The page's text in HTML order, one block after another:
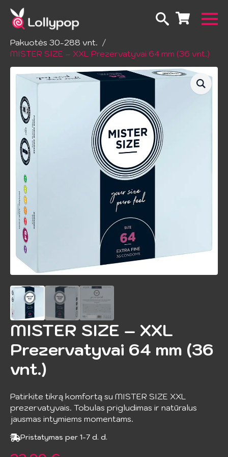
Pradžia Prezervatyvai
Pakuotės 30-288 vnt.
MISTER SIZE – XXL Prezervatyvai 64 mm (36 vnt.)
MISTER SIZE – XXL
Prezervatyvai 64 mm (36
vnt.)
Patirkite tikrą komfortą su MISTER SIZE XXL
prezervatyvais. Tobulas prigludimas ir natūralus
jausmas intymiems momentams.
Pristatymas per 1-7 d. d.